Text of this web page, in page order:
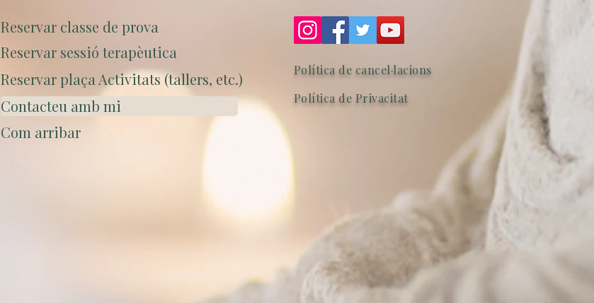
Reservar classe de prova
Reservar sessió terapèutica
Política de cancel·lacions
Contacteu amb mi Política de Privacitat
Com arribar
Reservar plaça Activitats (tallers, etc.)